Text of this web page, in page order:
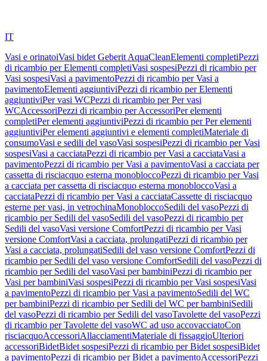
IT
Vasi e orinatoiVasi bidet Geberit AquaCleanElementi completiPezzi
di ricambio per Elementi completiVasi sospesiPezzi di ricambio per
Vasi sospesiVasi a pavimentoPezzi di ricambio per Vasi a
pavimentoElementi aggiuntiviPezzi di ricambio per Elementi
aggiuntiviPer vasi WCPezzi di ricambio per Per vasi
WCAccessoriPezzi di ricambio per AccessoriPer elementi
completiPer elementi aggiuntiviPezzi di ricambio per Per elementi
aggiuntiviPer elementi aggiuntivi e elementi completiMateriale di
consumoVasi e sedili del vasoVasi sospesiPezzi di ricambio per Vasi
sospesiVasi a cacciataPezzi di ricambio per Vasi a cacciataVasi a
pavimentoPezzi di ricambio per Vasi a pavimentoVasi a cacciata per
cassetta di risciacquo esterna monobloccoPezzi di ricambio per Vasi
a cacciata per cassetta di risciacquo esterna monobloccoVasi a
cacciataPezzi di ricambio per Vasi a cacciataCassette di risciacquo
esterne per vasi, in vetrochinaMonobloccoSedili del vasoPezzi di
ricambio per Sedili del vasoSedili del vasoPezzi di ricambio per
Sedili del vasoVasi versione ComfortPezzi di ricambio per Vasi
versione ComfortVasi a cacciata, prolungatiPezzi di ricambio per
Vasi a cacciata, prolungatiSedili del vaso versione ComfortPezzi di
ricambio per Sedili del vaso versione ComfortSedili del vasoPezzi di
ricambio per Sedili del vasoVasi per bambiniPezzi di ricambio per
Vasi per bambiniVasi sospesiPezzi di ricambio per Vasi sospesiVasi
a pavimentoPezzi di ricambio per Vasi a pavimentoSedili del WC
per bambiniPezzi di ricambio per Sedili del WC per bambiniSedili
del vasoPezzi di ricambio per Sedili del vasoTavolette del vasoPezzi
di ricambio per Tavolette del vasoWC ad uso accovacciatoCon
risciacquoAccessoriAllacciamentiMateriale di fissaggioUlteriori
accessoriBidetBidet sospesiPezzi di ricambio per Bidet sospesiBidet
a pavimentoPezzi di ricambio per Bidet a pavimentoAccessoriPezzi